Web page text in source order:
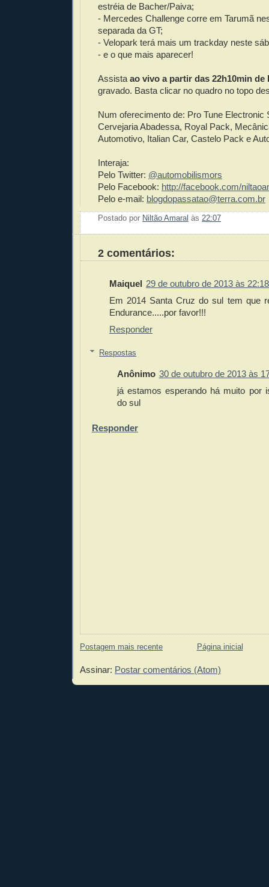
estréia de Bacher/Paiva;
- Mercedes Challenge corre em Tarumã
separada da GT;
- Velopark terá mais um trackday neste
- e o que mais aparecer!
Assista ao vivo a partir das 22h10min de
gravado. Basta clicar no quadro no topo
Num oferecimento de: Pro Tune Electronic
Cervejaria Abadessa, Royal Pack,
Automotivo, Italian Car, Castelo Pack e
Interaja:
Pelo Twitter: @automobilismors
Pelo Facebook: http://facebook.com/
Pelo e-mail: blogdopassatao@terra.com.br
Postado por Niltão Amaral às 22:07
2 comentários:
Maiquel 29 de outubro de 2013 às 22:18
Em 2014 Santa Cruz do sul tem que
Endurance.....por favor!!!
Responder
Respostas
Anônimo 30 de outubro de 2013 às
já estamos esperando há muito por
do sul
Responder
Postagem mais recente Página inicial
Assinar: Postar comentários (Atom)